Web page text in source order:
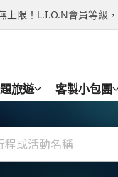
上限！L.I.O.N會員等級
旅遊 客製小包團